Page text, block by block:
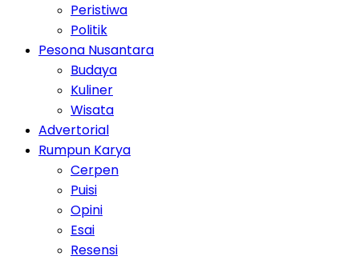
Peristiwa
Politik
Pesona Nusantara
Budaya
Kuliner
Wisata
Advertorial
Rumpun Karya
Cerpen
Puisi
Opini
Esai
Resensi